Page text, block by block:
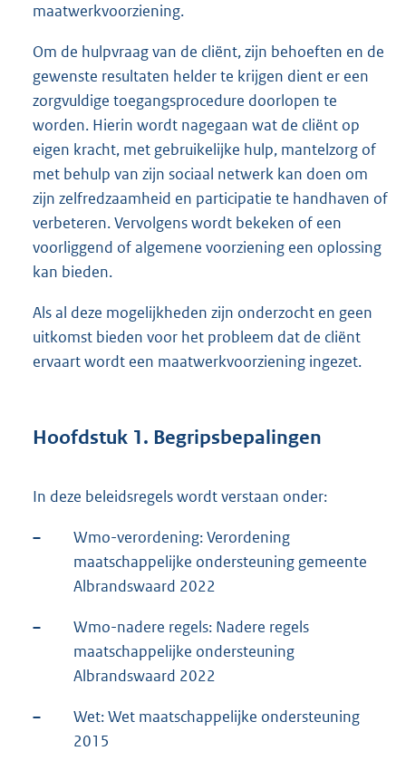
maatwerkvoorziening.
Om de hulpvraag van de cliënt, zijn behoeften en de
gewenste resultaten helder te krijgen dient er een
zorgvuldige toegangsprocedure doorlopen te
worden. Hierin wordt nagegaan wat de cliënt op
eigen kracht, met gebruikelijke hulp, mantelzorg of
met behulp van zijn sociaal netwerk kan doen om
zijn zelfredzaamheid en participatie te handhaven of
verbeteren. Vervolgens wordt bekeken of een
voorliggend of algemene voorziening een oplossing
kan bieden.
Als al deze mogelijkheden zijn onderzocht en geen
uitkomst bieden voor het probleem dat de cliënt
ervaart wordt een maatwerkvoorziening ingezet.
Hoofdstuk 1. Begripsbepalingen
In deze beleidsregels wordt verstaan onder:
–
Wmo-verordening: Verordening
maatschappelijke ondersteuning gemeente
Albrandswaard 2022
–
Wmo-nadere regels: Nadere regels
maatschappelijke ondersteuning
Albrandswaard 2022
–
Wet: Wet maatschappelijke ondersteuning
2015